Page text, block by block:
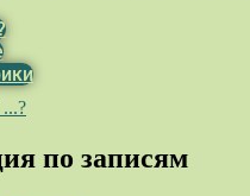
по записям